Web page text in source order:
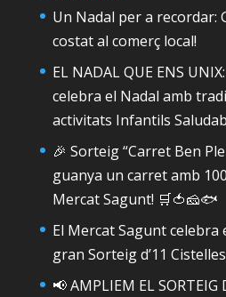
Un Nadal per a recordar:
costat al comerç local!
EL NADAL QUE ENS
celebra el Nadal amb
activitats Infantils
🎉 Sorteig “Carret Ben
guanya un carret amb
Mercat Sagunt! 🛒🍅🧀🐟
El Mercat Sagunt celebra
gran Sorteig d’11
📢 AMPLIEM EL SORTEIG